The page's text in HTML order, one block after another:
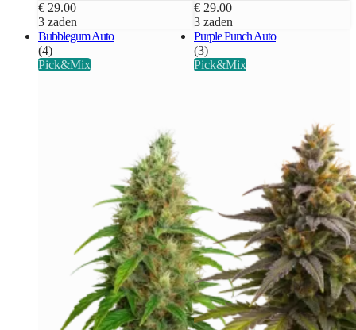
€ 29.00
3 zaden
€ 29.00
3 zaden
Bubblegum Auto
(4)
Pick&Mix
Purple Punch Auto
(3)
Pick&Mix